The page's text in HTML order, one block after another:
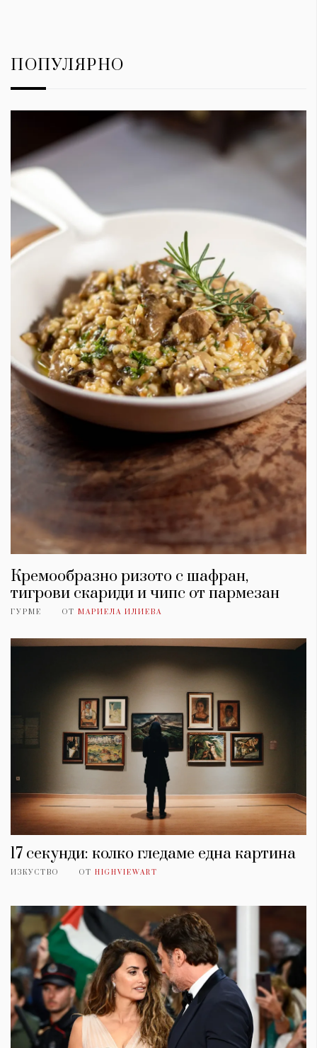
ПОПУЛЯРНО
Кремообразно ризото с шафран,
тигрови скариди и чипс от пармезан
ГУРМЕ ОТ МАРИЕЛА ИЛИЕВА
17 секунди: колко гледаме една картина
ИЗКУСТВО ОТ HIGHVIEWART